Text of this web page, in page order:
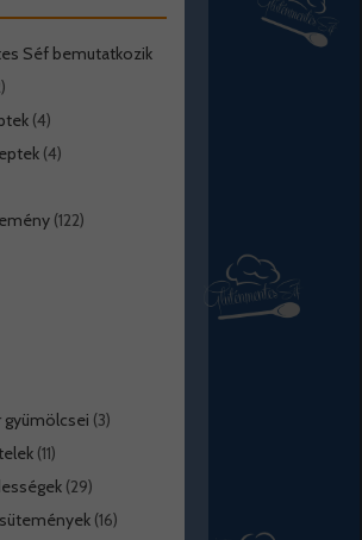
Séf bemutatkozik
(4)
(4)
(122)
gyümölcsei (3)
(11)
(29)
(16)